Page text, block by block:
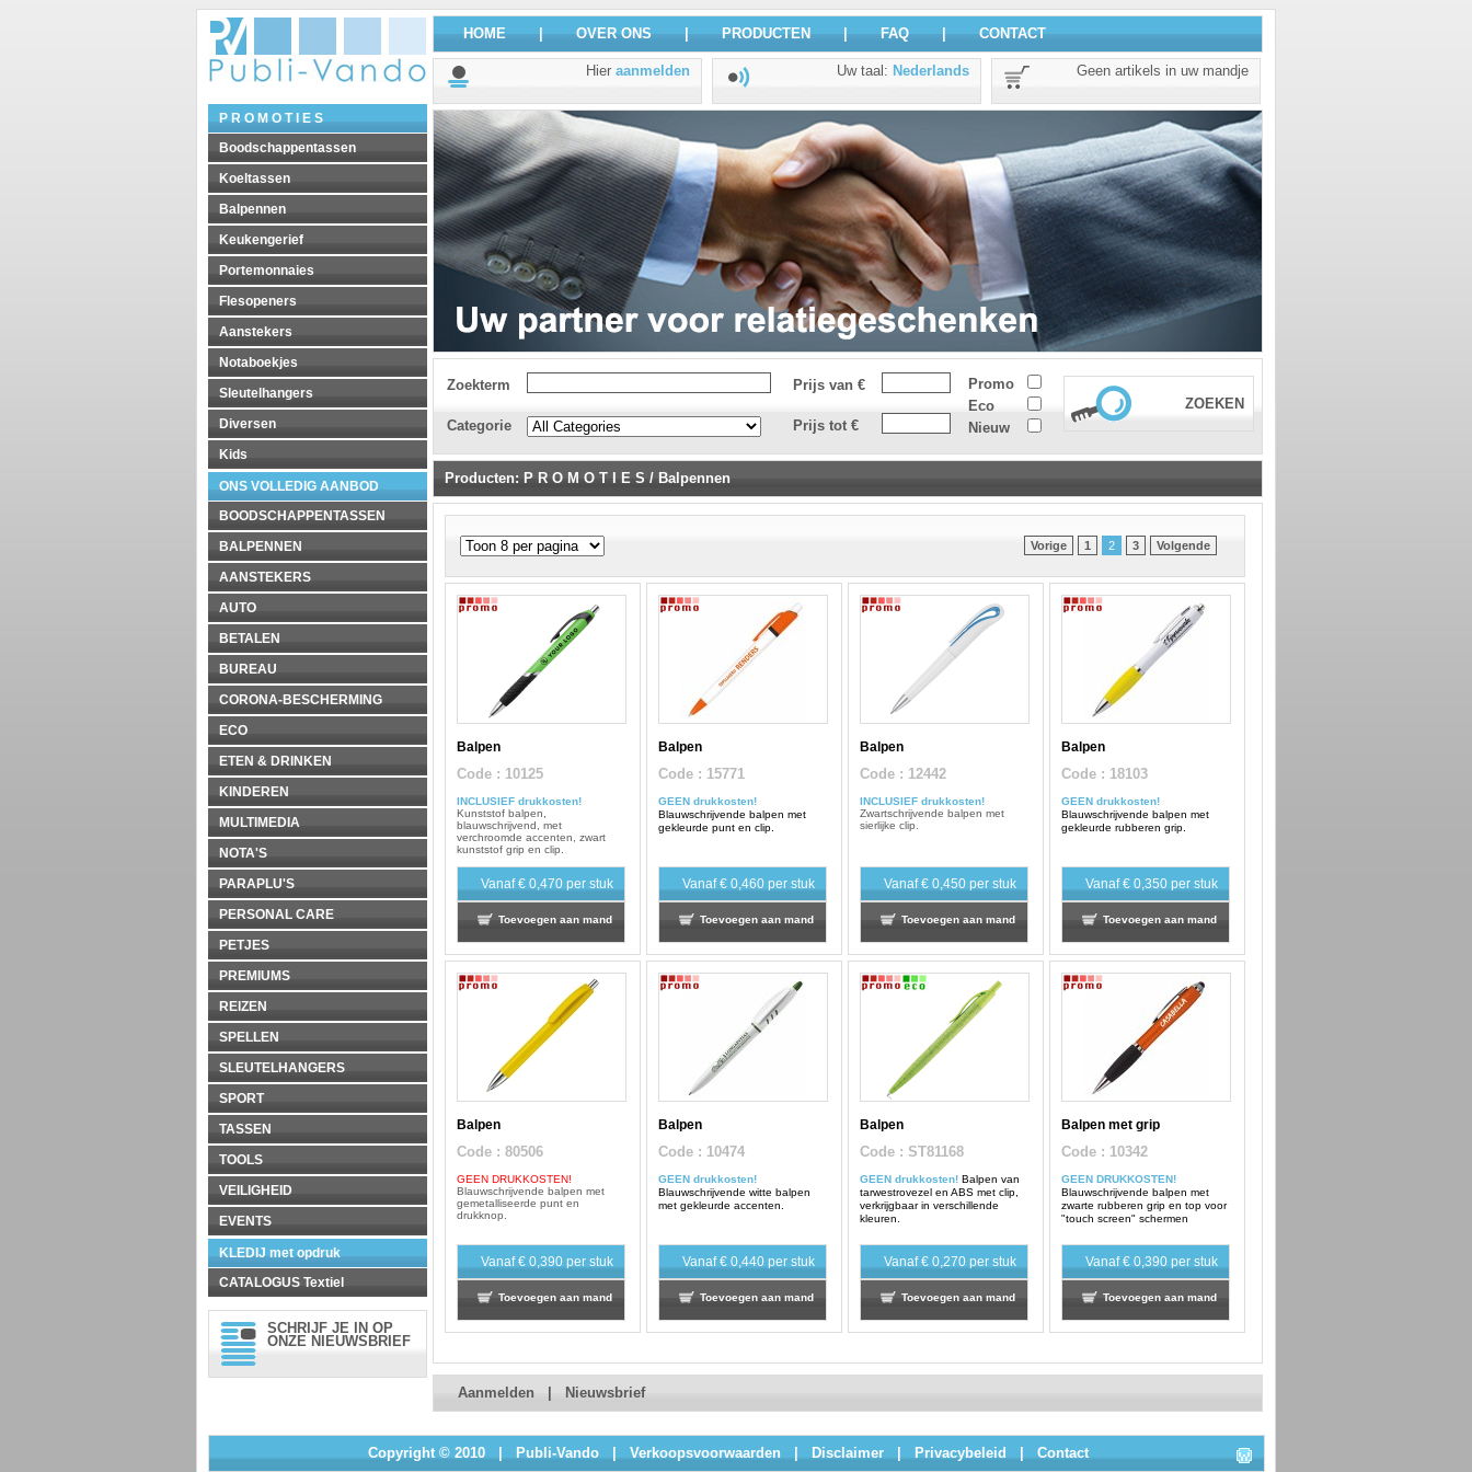
P R O M O T I E S
Boodschappentassen
Koeltassen
Balpennen
Keukengerief
Portemonnaies
Flesopeners
Aanstekers
Notaboekjes
Sleutelhangers
Diversen
Kids
ONS VOLLEDIG AANBOD
BOODSCHAPPENTASSEN
BALPENNEN
AANSTEKERS
AUTO
BETALEN
BUREAU
CORONA-BESCHERMING
ECO
ETEN & DRINKEN
KINDEREN
MULTIMEDIA
NOTA'S
PARAPLU'S
PERSONAL CARE
PETJES
PREMIUMS
REIZEN
SPELLEN
SLEUTELHANGERS
SPORT
TASSEN
TOOLS
VEILIGHEID
EVENTS
KLEDIJ met opdruk
CATALOGUS Textiel
SCHRIJF JE IN OP
ONZE NIEUWSBRIEF
HOME OVER ONS PRODUCTEN FAQ CONTACT
Hier aanmelden Uw taal : Nederlands Geen artikels in uw mandje
Zoekterm Prijs van €
Promo
Eco
Nieuw
ZOEKEN
Categorie
Prijs tot €
Producten: P R O M O T I E S / Balpennen
Vorige 1 2 3 Volgende
Balpen
Code : 10125
INCLUSIEF drukkosten!
Kunststof balpen,
blauwschrijvend, met
verchroomde accenten, zwart
kunststof grip en clip.
Vanaf€ 0,470 per stuk
Toevoegen aan mand
Balpen
Code : 15771
GEEN drukkosten!
Blauwschrijvende balpen met
gekleurde punt en clip.
Vanaf€ 0,460 per stuk
Toevoegen aan mand
Balpen
Code : 12442
INCLUSIEF drukkosten!
Zwartschrijvende balpen met
sierlijke clip.
Vanaf€ 0,450 per stuk
Toevoegen aan mand
Balpen
Code : 18103
GEEN drukkosten!
Blauwschrijvende balpen met
gekleurde rubberen grip.
Vanaf€ 0,350 per stuk
Toevoegen aan mand
Balpen
Code : 80506
GEEN DRUKKOSTEN!
Blauwschrijvende balpen met
gemetalliseerde punt en
drukknop.
Vanaf€ 0,390 per stuk
Toevoegen aan mand
Balpen
Code : 10474
GEEN drukkosten!
Blauwschrijvende witte balpen
met gekleurde accenten.
Vanaf€ 0,440 per stuk
Toevoegen aan mand
Balpen
Code : ST81168
GEEN drukkosten! Balpen van
tarwestrovezel en ABS met clip,
verkrijgbaar in verschillende
kleuren.
Vanaf€ 0,270 per stuk
Toevoegen aan mand
Balpen met grip
Code : 10342
GEEN DRUKKOSTEN!
Blauwschrijvende balpen met
zwarte rubberen grip en top voor
"touch screen" schermen
Vanaf€ 0,390 per stuk
Toevoegen aan mand
Aanmelden Nieuwsbrief
Copyright © 2010| Publi-Vando| Verkoopsvoorwaarden| Disclaimer| Privacybeleid Contact